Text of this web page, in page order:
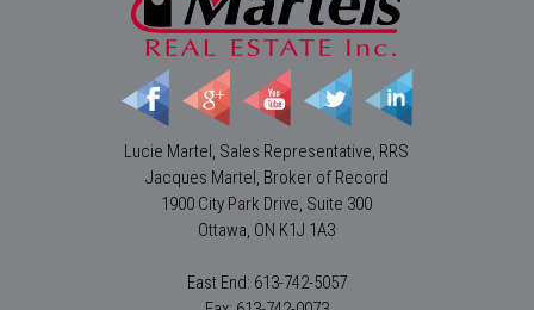
Lucie Martel, Sales Representative, RRS
Jacques Martel, Broker of Record
1900 City Park Drive, Suite 300
Ottawa, ON K1J 1A3
East End: 613-742-5057